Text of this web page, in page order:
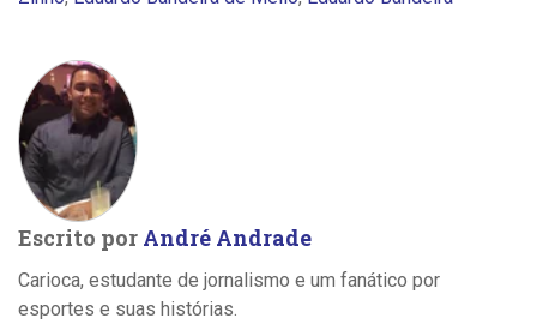
Escrito por André Andrade
Carioca, estudante de jornalismo e um fanático por
esportes e suas histórias.